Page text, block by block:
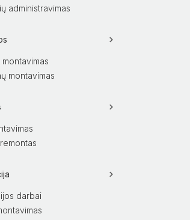
administravimas
montavimas
darbai